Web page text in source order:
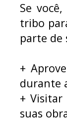
Se
tribo
parte de
+
durante
+
suas